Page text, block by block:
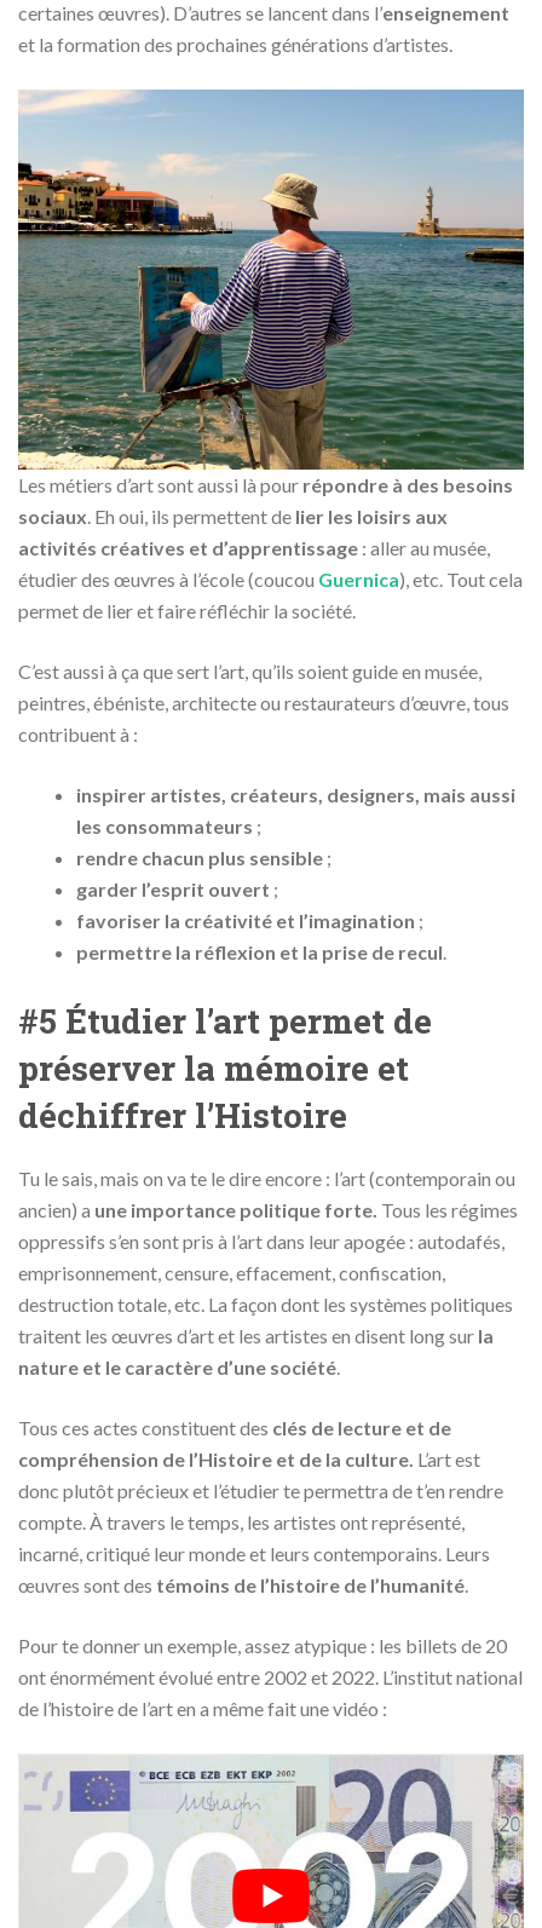
certaines œuvres). D’autres se lancent dans l’enseignement
et la formation des prochaines générations d’artistes.
Les métiers d’art sont aussi là pour répondre à des besoins
sociaux. Eh oui, ils permettent de lier les loisirs aux
activités créatives et d’apprentissage : aller au musée,
étudier des œuvres à l’école (coucou Guernica), etc. Tout cela
permet de lier et faire réfléchir la société.
C’est aussi à ça que sert l’art, qu’ils soient guide en musée,
peintres, ébéniste, architecte ou restaurateurs d’œuvre, tous
contribuent à :
inspirer artistes, créateurs, designers, mais aussi
les consommateurs ;
rendre chacun plus sensible ;
garder l’esprit ouvert ;
favoriser la créativité et l’imagination ;
permettre la réflexion et la prise de recul.
#5 Étudier l’art permet de
préserver la mémoire et
déchiffrer l’Histoire
Tu le sais, mais on va te le dire encore : l’art (contemporain ou
ancien) a une importance politique forte. Tous les régimes
oppressifs s’en sont pris à l’art dans leur apogée : autodafés,
emprisonnement, censure, effacement, confiscation,
destruction totale, etc. La façon dont les systèmes politiques
traitent les œuvres d’art et les artistes en disent long sur la
nature et le caractère d’une société.
Tous ces actes constituent des clés de lecture et de
compréhension de l’Histoire et de la culture. L’art est
donc plutôt précieux et l’étudier te permettra de t’en rendre
compte. À travers le temps, les artistes ont représenté,
incarné, critiqué leur monde et leurs contemporains. Leurs
œuvres sont des témoins de l’histoire de l’humanité.
Pour te donner un exemple, assez atypique : les billets de 20
ont énormément évolué entre 2002 et 2022. L’institut national
de l’histoire de l’art en a même fait une vidéo :